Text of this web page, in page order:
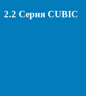
2.2 Серия CUBIC